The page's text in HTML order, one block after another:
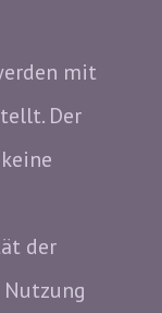
mit
Der
der